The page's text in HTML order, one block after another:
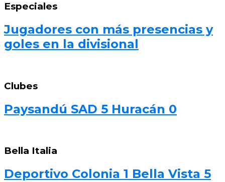
Especiales
Jugadores con más presencias y
goles en la divisional
Clubes
Paysandú SAD 5 Huracán 0
Bella Italia
Deportivo Colonia 1 Bella Vista 5